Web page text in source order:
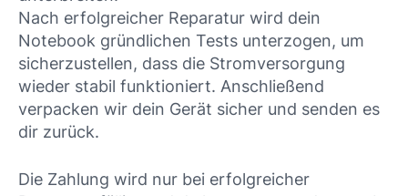
Nach erfolgreicher Reparatur wird dein
Notebook gründlichen Tests unterzogen, um
sicherzustellen, dass die Stromversorgung
wieder stabil funktioniert. Anschließend
verpacken wir dein Gerät sicher und senden es
dir zurück.
Die Zahlung wird nur bei erfolgreicher